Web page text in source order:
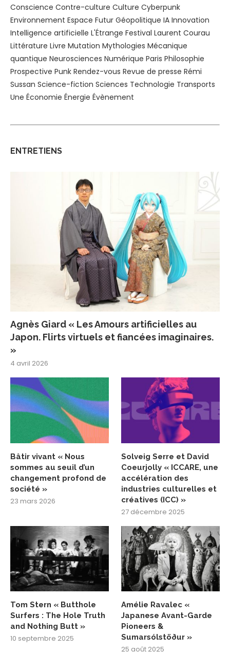
Conscience Contre-culture Culture Cyberpunk
Environnement Espace Futur Géopolitique IA Innovation
Intelligence artificielle L'Étrange Festival Laurent Courau
Littérature Livre Mutation Mythologies Mécanique
quantique Neurosciences Numérique Paris Philosophie
Prospective Punk Rendez-vous Revue de presse Rémi
Sussan Science-fiction Sciences Technologie Transports
Une Économie Énergie Évènement
ENTRETIENS
Agnès Giard « Les Amours artificielles au
Japon. Flirts virtuels et fiancées imaginaires.
»
4 avril 2026
Bâtir vivant « Nous
sommes au seuil d’un
changement profond de
société »
23 mars 2026
Solveig Serre et David
Coeurjolly « ICCARE, une
accélération des
industries culturelles et
créatives (ICC) »
27 décembre 2025
Tom Stern « Butthole
Surfers : The Hole Truth
and Nothing Butt »
10 septembre 2025
Amélie Ravalec «
Japanese Avant-Garde
Pioneers &
Sumarsólstöður »
25 août 2025